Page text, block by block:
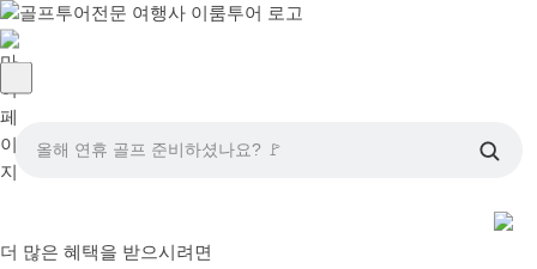
올해 연휴 골프 준비하셨나요? 🚩
더 많은 혜택을 받으시려면